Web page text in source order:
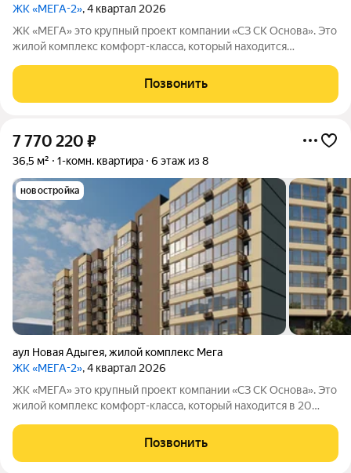
ЖК «МЕГА-2», 4 квартал 2026
ЖК «МЕГА» это крупный проект компании «СЗ СК Основа». Это
жилой комплекс комфорт-класса, который находится
Позвонить
7 770 220 ₽
36,5 м² 1-комн. квартира 6 этаж из 8
новостройка
аул Новая Адыгея,жилой комплекс Мега
ЖК «МЕГА-2», 4 квартал 2026
ЖК «МЕГА» это крупный проект компании «СЗ СК Основа». Это
жилой комплекс комфорт-класса, который находится в 20
Позвонить